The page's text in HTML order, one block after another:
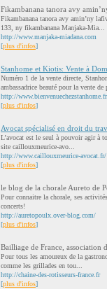
Fikambanana tanora avy
Fikambanana tanora avy amin’ny
133, ny fikambanana Manjaka-Mia...
http://www.manjaka-miadana.com
[plus d'infos]
Stanhome et Kiotis: Vente à
Numéro 1 de la vente directe,
ambassadrice beauté pour la vente de
http://
[plus d'infos]
Avocat spécialisé en droit du
L’avocat est le seul à pouvoir agir à
site caillouxmeurice-avo...
http://www.caillouxmeurice-avocat.fr/
[plus d'infos]
le blog de la chorale Aureto de
Pour connaitre la chorale, ses
concerts!
http://auretopoulx.over-blog.com/
[plus d'infos]
Bailliage de France, association
Pour tous les amoureux de la
comme les grillades en tou...
http://chaine-des-rotisseurs-france.fr
[plus d'infos]